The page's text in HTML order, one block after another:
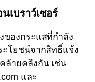
เบราว์เซอร์
ของกระแสที่กำลัง
ะโยชน์จากสิทธิ์แจ้ง
ล้ายคลึงกัน เช่น
และ